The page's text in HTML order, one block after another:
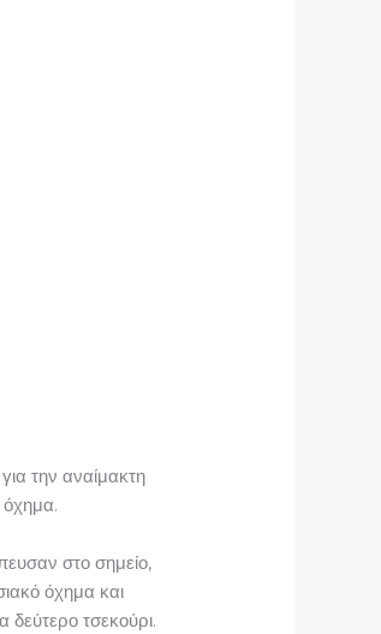
την αναίμακτη
στο σημείο,
όχημα και
δεύτερο τσεκούρι.